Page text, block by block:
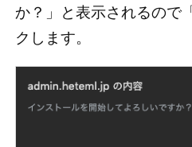
か？」と表示されるので「
クします。